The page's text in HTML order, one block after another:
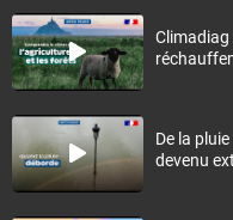
Climadiag
De la
devenu